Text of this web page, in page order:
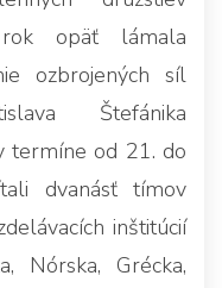
opäť lámala
ozbrojených síl
Štefánika
termíne od 21. do
dvanásť tímov
inštitúcií
Nórska, Grécka,